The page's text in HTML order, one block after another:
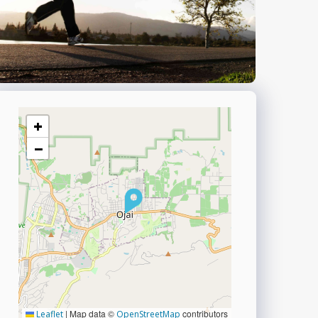
+
−
Leaflet | Map data © OpenStreetMap contributors